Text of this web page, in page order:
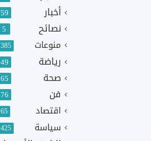
أخبار 59
نصائح 5
منوعات 385
رياضة 49
صحة 65
فن 76
اقتصاد 65
سياسة 425